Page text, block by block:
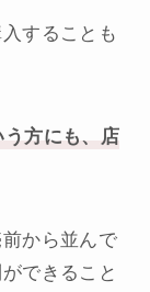
することも
う方にも、店
から並んで
できること